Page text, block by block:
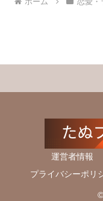
運営者情報
プライバシーポリ